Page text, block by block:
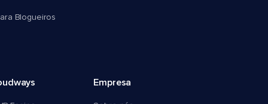
Blogueiros
Empresa